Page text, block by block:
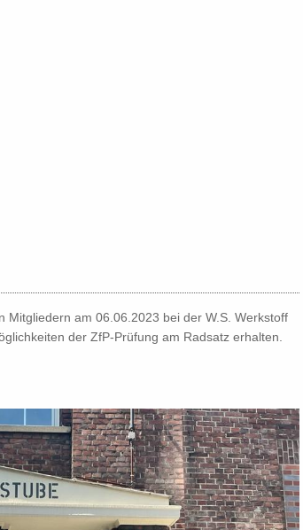
Mitgliedern am 06.06.2023 bei der W.S. Werkstoff
der ZfP-Prüfung am Radsatz erhalten.